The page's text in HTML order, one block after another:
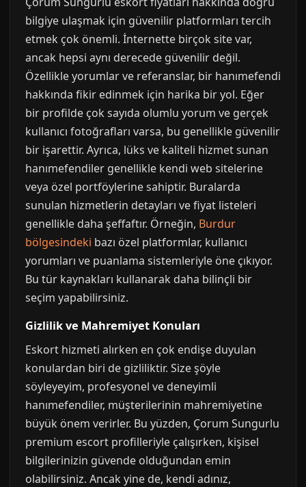
bilgiye ulaşmak için güvenilir platformları tercih
etmek çok önemli. İnternette birçok site var,
ancak hepsi aynı derecede güvenilir değil.
Özellikle yorumlar ve referanslar, bir hanımefendi
hakkında fikir edinmek için harika bir yol. Eğer
bir profilde çok sayıda olumlu yorum ve gerçek
kullanıcı fotoğrafları varsa, bu genellikle güvenilir
bir işarettir. Ayrıca, lüks ve kaliteli hizmet sunan
hanımefendiler genellikle kendi web sitelerine
veya özel portföylerine sahiptir. Buralarda
sunulan hizmetlerin detayları ve fiyat listeleri
genellikle daha şeffaftır. Örneğin, Burdur
bölgesindeki bazı özel platformlar, kullanıcı
yorumları ve puanlama sistemleriyle öne çıkıyor.
Bu tür kaynakları kullanarak daha bilinçli bir
seçim yapabilirsiniz.
Gizlilik ve Mahremiyet Konuları
Eskort hizmeti alırken en çok endişe duyulan
konulardan biri de gizliliktir. Size şöyle
söyleyeyim, profesyonel ve deneyimli
hanımefendiler, müşterilerinin mahremiyetine
büyük önem verirler. Bu yüzden, Çorum Sungurlu
premium escort profilleriyle çalışırken, kişisel
bilgilerinizin güvende olduğundan emin
olabilirsiniz. Ancak yine de, kendi adınız,